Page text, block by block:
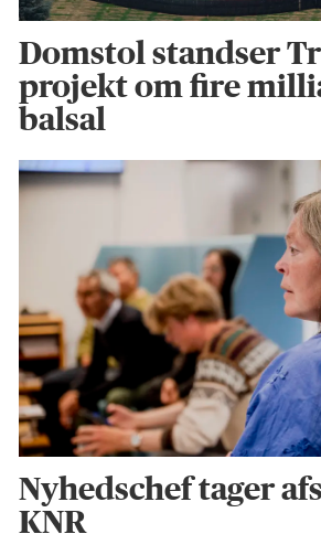
Domstol standser
projekt om fire
balsal
Nyhedschef tager
KNR